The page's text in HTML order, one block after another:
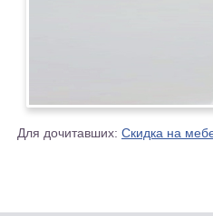
Для дочитавших: Скидка на